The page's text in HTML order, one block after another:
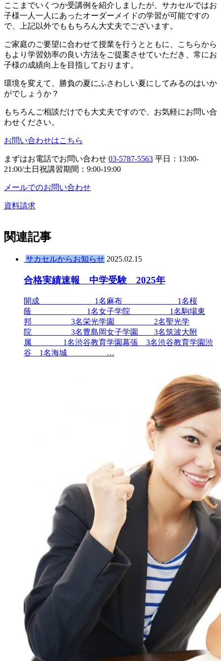
ここまでいくつか受講例を紹介しましたが、サカセルではお
子様一人一人にあったオーダーメイドの学習が可能ですの
で、上記以外でももちろん大丈夫でございます。
ご家庭のご要望に合わせて授業を行うとともに、こちらから
もより学習効率の良い方法をご提案させていただき、常にお
子様の成績向上を目指しております。
環境を変えて、勝負の夏にふさわしい夏にしてみるのはいか
がでしょうか？
もちろんご相談だけでも大丈夫ですので、お気軽にお問い合
わせください。
お問い合わせはこちら
まずはお電話でお問い合わせ 03-5787-5563 平日：13:00-
21:00/土日祝講習期間：9:00-19:00
メールでのお問い合わせ
資料請求
関連記事
サカセルからお知らせ 2025.02.15
合格実績速報 中学受験 2025年
開成 1名麻布 1名桜
蔭 1名女子学院 1名駒場東
邦 3名栄光学園 2名聖光学
院 3名豊島岡女子学園 3名筑波大附
属 1名渋谷教育学園幕張 3名渋谷教育学園渋
谷 1名海城 …